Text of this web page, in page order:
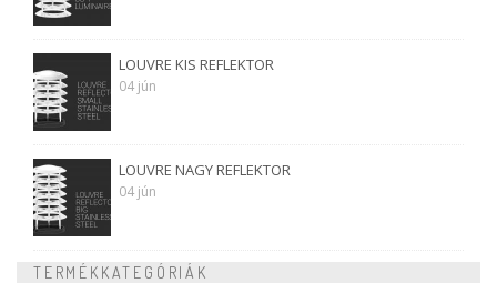
LOUVRE KIS REFLEKTOR
04 jún
LOUVRE NAGY REFLEKTOR
04 jún
TERMÉKKATEGÓRIÁK